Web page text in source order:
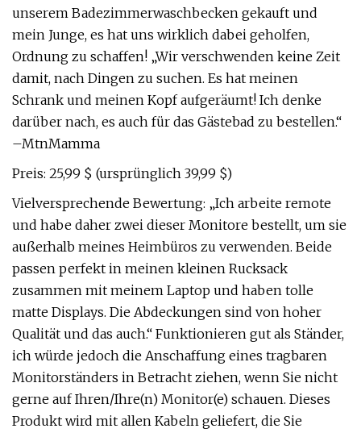
unserem Badezimmerwaschbecken gekauft und
mein Junge, es hat uns wirklich dabei geholfen,
Ordnung zu schaffen! „Wir verschwenden keine Zeit
damit, nach Dingen zu suchen. Es hat meinen
Schrank und meinen Kopf aufgeräumt! Ich denke
darüber nach, es auch für das Gästebad zu bestellen.“
–MtnMamma
Preis: 25,99 $ (ursprünglich 39,99 $)
Vielversprechende Bewertung: „Ich arbeite remote
und habe daher zwei dieser Monitore bestellt, um sie
außerhalb meines Heimbüros zu verwenden. Beide
passen perfekt in meinen kleinen Rucksack
zusammen mit meinem Laptop und haben tolle
matte Displays. Die Abdeckungen sind von hoher
Qualität und das auch.“ Funktionieren gut als Ständer,
ich würde jedoch die Anschaffung eines tragbaren
Monitorständers in Betracht ziehen, wenn Sie nicht
gerne auf Ihren/Ihre(n) Monitor(e) schauen. Dieses
Produkt wird mit allen Kabeln geliefert, die Sie